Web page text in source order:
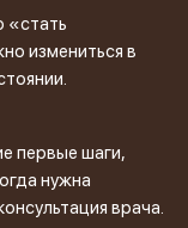
«стать
измениться в
первые шаги,
нужна
врача.